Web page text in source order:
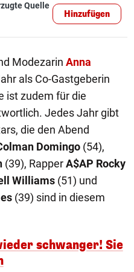
Quelle
Hinzufügen
Modezarin Anna
als Co-Gastgeberin
ist zudem für die
Jedes Jahr gibt
die den Abend
Domingo (54),
(39), RapperA$AP Rocky
Williams (51) und
(39) sind in diesem
schwanger! Sie